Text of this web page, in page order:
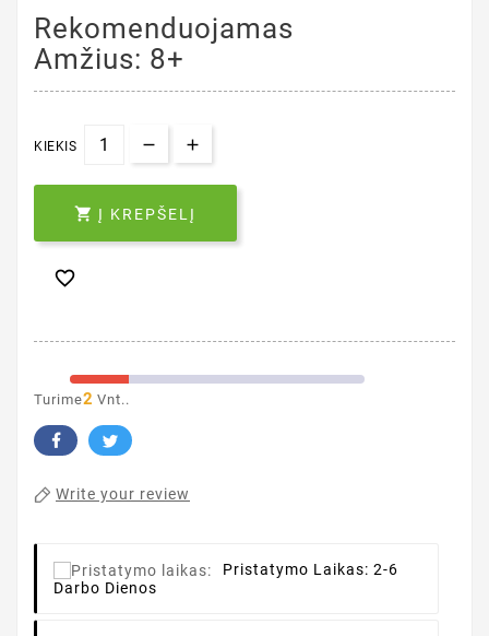
Rekomenduojamas
Amžius: 8+
KIEKIS
 Į KREPŠELĮ

Turime2 Vnt..
Write your review
Pristatymo Laikas: 2-6
Darbo Dienos